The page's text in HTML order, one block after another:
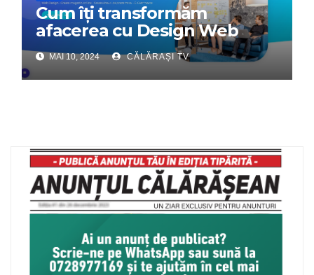
Cum îți transformăm
afacerea cu Design Web
Interactiv – Partenerul tău
digital de încredere
MAI 10, 2024 CĂLĂRAȘI TV